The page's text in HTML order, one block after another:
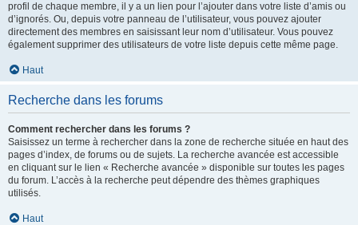
profil de chaque membre, il y a un lien pour l’ajouter dans votre liste d’amis ou
d’ignorés. Ou, depuis votre panneau de l’utilisateur, vous pouvez ajouter
directement des membres en saisissant leur nom d’utilisateur. Vous pouvez
également supprimer des utilisateurs de votre liste depuis cette même page.
Haut
Recherche dans les forums
Comment rechercher dans les forums ?
Saisissez un terme à rechercher dans la zone de recherche située en haut des
pages d’index, de forums ou de sujets. La recherche avancée est accessible
en cliquant sur le lien « Recherche avancée » disponible sur toutes les pages
du forum. L’accès à la recherche peut dépendre des thèmes graphiques
utilisés.
Haut